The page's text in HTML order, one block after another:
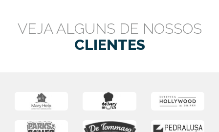
VEJA ALGUNS DE NOSSOS
CLIENTES